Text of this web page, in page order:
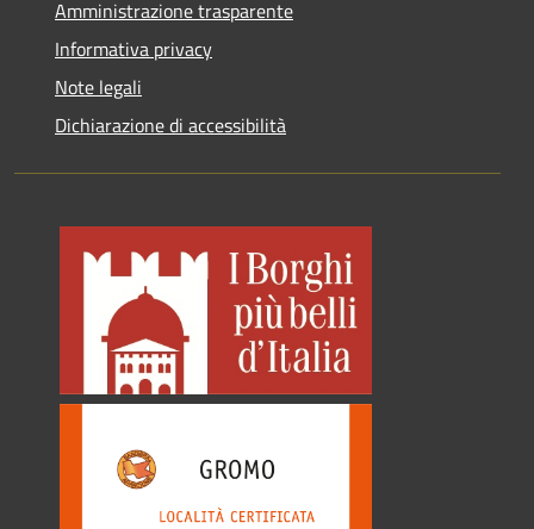
Amministrazione trasparente
Informativa privacy
Note legali
Dichiarazione di accessibilità